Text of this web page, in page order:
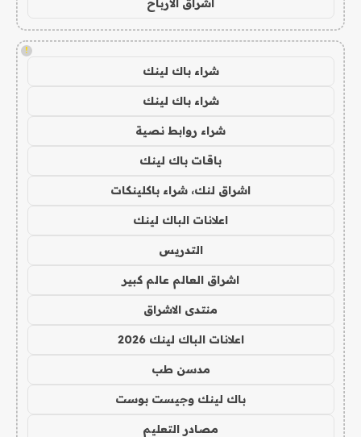
اشراق الأرباح
!
شراء باك لينك
شراء باك لينك
شراء روابط نصية
باقات باك لينك
اشراق لنك، شراء باكلينكات
اعلانات الباك لينك
التدريس
اشراق العالم عالم كبير
منتدى الاشراق
اعلانات الباك لينك 2026
مدسن طب
باك لينك وجيست بوست
مصادر التعليم